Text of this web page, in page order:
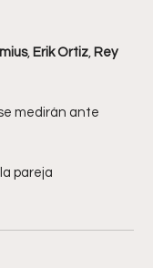
, Erik Ortiz Rey
medirán ante
pareja